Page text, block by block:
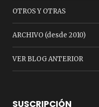
OTROS Y OTRAS
ARCHIVO (desde 2010)
VER BLOG ANTERIOR
SUSCRIPCIÓN